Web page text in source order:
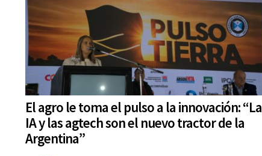
El agro le toma el pulso a la innovación: “La
IA y las agtech son el nuevo tractor de la
Argentina”